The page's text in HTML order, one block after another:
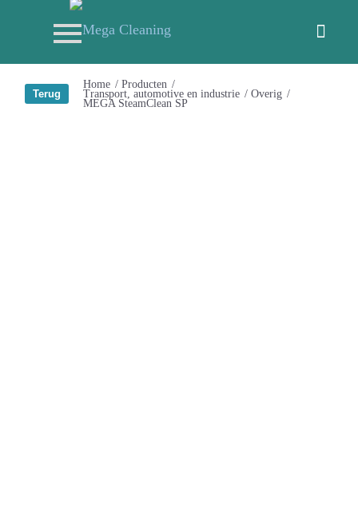
Home / Producten /
Transport, automotive en industrie / Overig /
MEGA SteamClean SP